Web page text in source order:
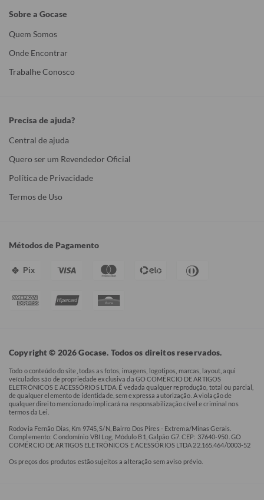
Sobre a Gocase
Quem Somos
Onde Encontrar
Trabalhe Conosco
Precisa de ajuda?
Central de ajuda
Quero ser um Revendedor Oficial
Política de Privacidade
Termos de Uso
Métodos de Pagamento
Pix
Copyright © 2026 Gocase. Todos os direitos reservados.
Todo o conteúdo do site, todas as fotos, imagens, logotipos, marcas, layout, aqui
veículados são de propriedade exclusiva da GO COMÉRCIO DE ARTIGOS
ELETRÔNICOS E ACESSÓRIOS LTDA. É vedada qualquer reprodução, total ou parcial,
de qualquer elemento de identidade, sem expressa autorização. A violação de
qualquer direito mencionado implicará na responsabilização cível e criminal nos
termos da Lei.
Rodovia Fernão Dias, Km 9745, S/N, Bairro Dos Pires - Extrema/Minas Gerais.
Complemento: Condomínio VBI Log, Módulo B1, Galpão G7. CEP: 37640-950. GO
COMÉRCIO DE ARTIGOS ELETRÔNICOS E ACESSÓRIOS LTDA 22.165.464/0003-52
Os preços dos produtos estão sujeitos a alteração sem aviso prévio.